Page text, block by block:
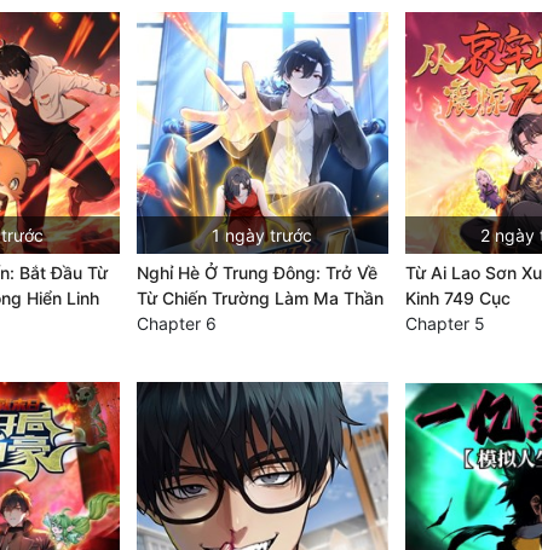
Bắt Đầu Từ
Hiển Linh
1 ngày trước
Nghỉ Hè Ở Trung Đông: Trở Về
Từ Chiến Trường Làm Ma Thần
Chapter 6
2 ngày
Từ Ai Lao Sơn
Kinh 749 Cục
Chapter 5